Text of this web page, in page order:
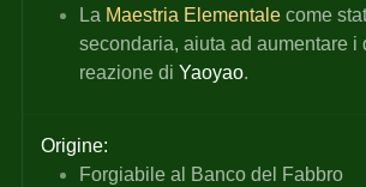
La Maestria Elementale come
secondaria, aiuta ad aumentare i
reazione di Yaoyao.
Origine:
Forgiabile al Banco del Fabbro